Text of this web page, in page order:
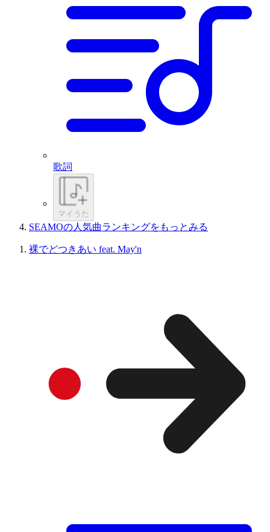
歌詞
マイうた
SEAMOの人気曲ランキングをもっとみる
裸でどつきあい feat. May'n